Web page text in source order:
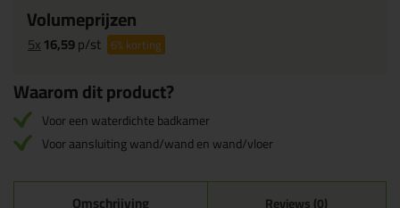
Volumeprijzen
5x16,59p/st 6%korting
Waarom dit product?
Voor een waterdichte badkamer
Voor aansluiting wand/wand en wand/vloer